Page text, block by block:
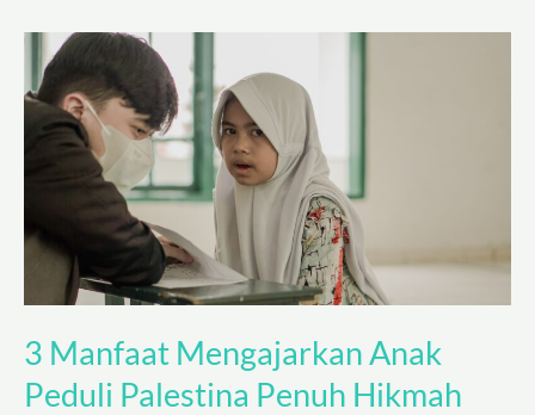
3 Manfaat Mengajarkan Anak
Peduli Palestina Penuh Hikmah
Manfaat
Mengajarkan
Anak
Hikmah